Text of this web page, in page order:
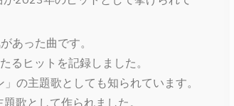
あった曲です。
るヒットを記録しました。
の主題歌としても知られています。
歌として作られました。